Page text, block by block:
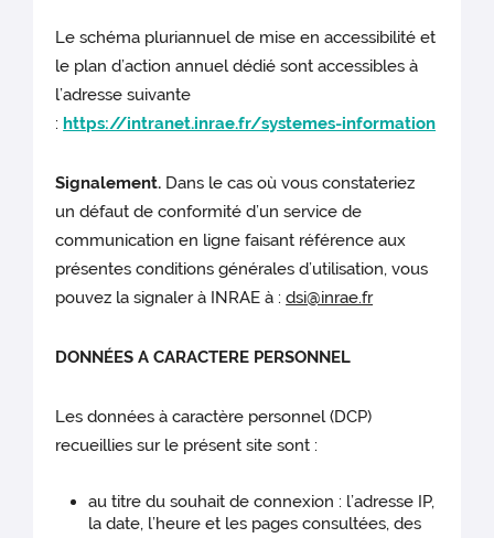
Le schéma pluriannuel de mise en accessibilité et
le plan d’action annuel dédié sont accessibles à
l’adresse suivante
: https://intranet.inrae.fr/systemes-information
Signalement. Dans le cas où vous constateriez
un défaut de conformité d’un service de
communication en ligne faisant référence aux
présentes conditions générales d’utilisation, vous
pouvez la signaler à INRAE à :dsi@inrae.fr
DONNÉES A CARACTERE PERSONNEL
Les données à caractère personnel (DCP)
recueillies sur le présent site sont :
au titre du souhait de connexion : l’adresse IP,
la date, l’heure et les pages consultées, des